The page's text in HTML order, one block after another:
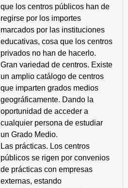
que los centros públicos han de
regirse por los importes
marcados por las instituciones
educativas, cosa que los centros
privados no han de hacerlo.
Gran variedad de centros. Existe
un amplio catálogo de centros
que imparten grados medios
geográficamente. Dando la
oportunidad de acceder a
cualquier persona de estudiar
un Grado Medio.
Las prácticas. Los centros
públicos se rigen por convenios
de prácticas con empresas
externas, estando